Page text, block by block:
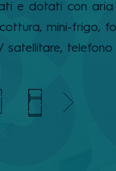
e dotati con aria
mini-frigo,
satellitare, telefono